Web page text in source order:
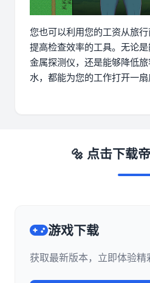
您也可以利用您的工资从旅
提高检查效率的工具。无论
金属探测仪，还是能够降低
水，都能为您的工作打开一扇
🔩 点击下载
游戏下载
获取最新版本，立即体验精